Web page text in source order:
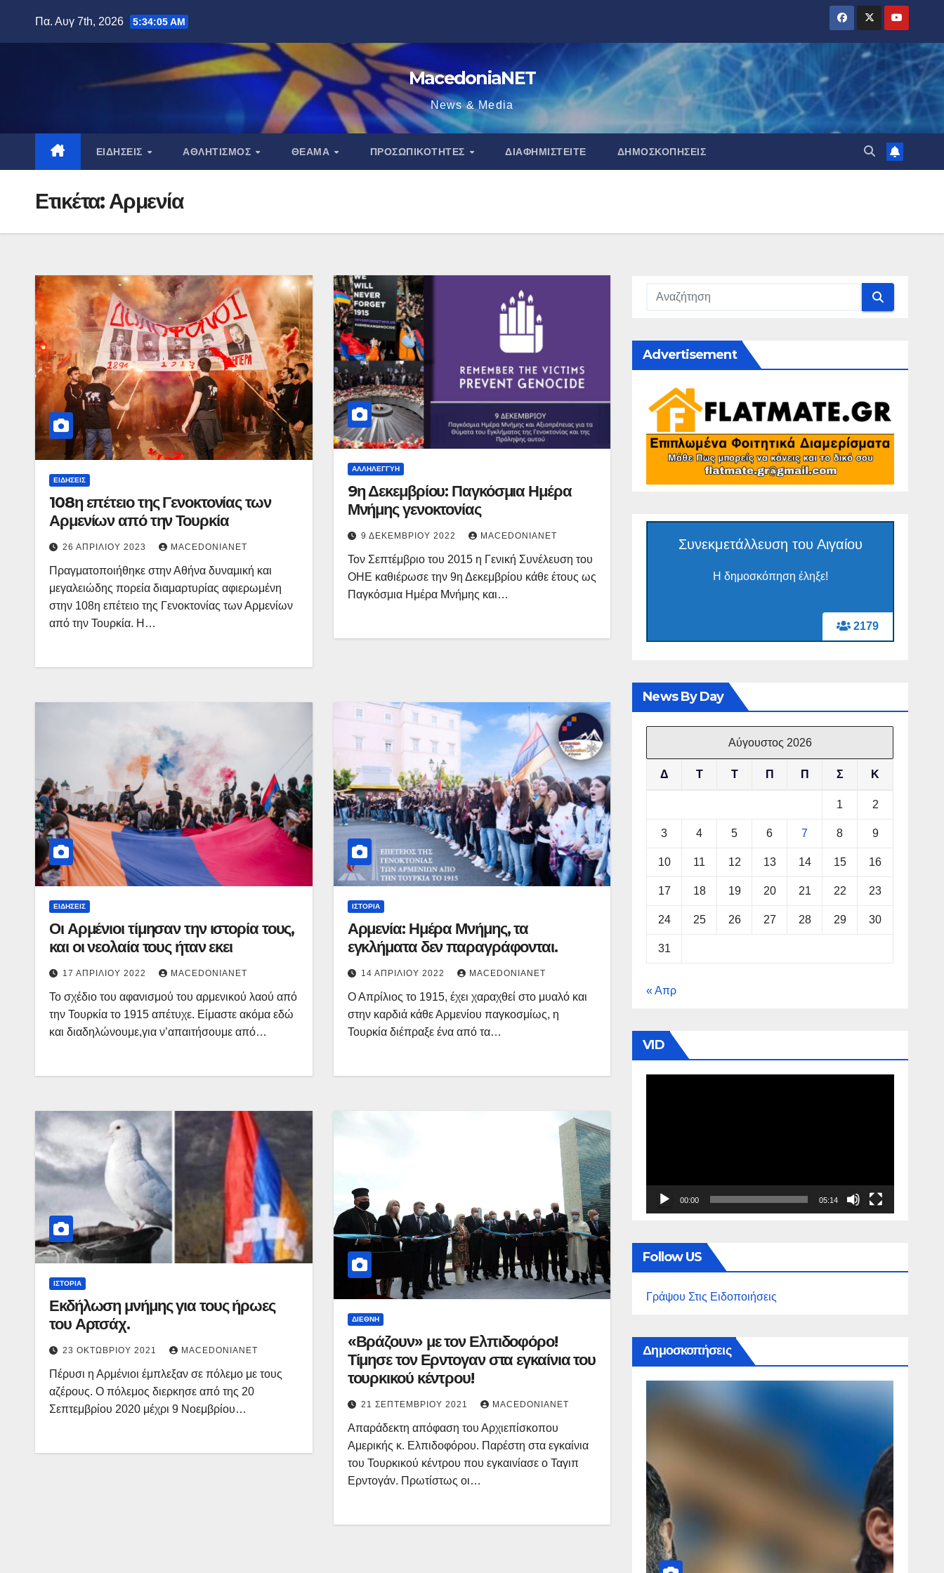
Πα. Αυγ 7th, 2026 5:34:06 AM
MacedoniaNET
News & Media
ΕΙΔΉΣΕΙΣ ΑΘΛΗΤΙΣΜΌΣ ΘΈΑΜΑ ΠΡΟΣΩΠΙΚΌΤΗΤΕΣ ΔΙΑΦΗΜΙΣΤΕΊΤΕ ΔΗΜΟΣΚΟΠΉΣΕΙΣ
Ετικέτα:Αρμενία
ΕΙΔΉΣΕΙΣ
108η επέτειο της Γενοκτονίας των
Αρμενίων από την Τουρκία
26 ΑΠΡΙΛΊΟΥ 2023 MACEDONIANET
Πραγματοποιήθηκε στην Αθήνα δυναμική και
μεγαλειώδης πορεία διαμαρτυρίας αφιερωμένη
στην 108η επέτειο της Γενοκτονίας των Αρμενίων
από την Τουρκία. Η…
ΑΛΛΗΛΕΓΓΎΗ
9η Δεκεμβρίου: Παγκόσμια Ημέρα
Μνήμης γενοκτονίας
9 ΔΕΚΕΜΒΡΊΟΥ 2022 MACEDONIANET
Τον Σεπτέμβριο του 2015 η Γενική Συνέλευση του
ΟΗΕ καθιέρωσε την 9η Δεκεμβρίου κάθε έτους ως
Παγκόσμια Ημέρα Μνήμης και…
ΕΙΔΉΣΕΙΣ
Οι Αρμένιοι τίμησαν την ιστορία τους,
και οι νεολαία τους ήταν εκει
17 ΑΠΡΙΛΊΟΥ 2022 MACEDONIANET
Το σχέδιο του αφανισμού του αρμενικού λαού από
την Τουρκία το 1915 απέτυχε. Είμαστε ακόμα εδώ
και διαδηλώνουμε,για ν’απαιτήσουμε από…
ΙΣΤΟΡΊΑ
Αρμενία: Ημέρα Μνήμης, τα
εγκλήματα δεν παραγράφονται.
14 ΑΠΡΙΛΊΟΥ 2022 MACEDONIANET
Ο Απρίλιος το 1915, έχει χαραχθεί στο μυαλό και
στην καρδιά κάθε Αρμενίου παγκοσμίως, η
Τουρκία διέπραξε ένα από τα…
ΙΣΤΟΡΊΑ
Εκδήλωση μνήμης για τους ήρωες
του Αρτσάχ.
23 ΟΚΤΩΒΡΊΟΥ 2021 MACEDONIANET
Πέρυσι η Αρμένιοι έμπλεξαν σε πόλεμο με τους
αζέρους. Ο πόλεμος διερκησε από της 20
Σεπτεμβρίου 2020 μέχρι 9 Νοεμβρίου…
ΔΙΕΘΝΉ
«Βράζουν» με τον Ελπιδοφόρο!
Τίμησε τον Ερντογαν στα εγκαίνια του
τουρκικού κέντρου!
21 ΣΕΠΤΕΜΒΡΊΟΥ 2021 MACEDONIANET
Απαράδεκτη απόφαση του Αρχιεπίσκοπου
Αμερικής κ. Ελπιδοφόρου. Παρέστη στα εγκαίνια
του Τουρκικού κέντρου που εγκαινίασε ο Ταγιπ
Ερντογάν. Πρωτίστως οι…
Advertisement
2179
Συνεκμετάλλευση του Αιγαίου
Η δημοσκόπηση έληξε!
News By Day
Αύγουστος 2026
Δ Τ Τ Π Π Σ Κ
1 2
3 4 5 6 7 8 9
10 11 12 13 14 15 16
17 18 19 20 21 22 23
24 25 26 27 28 29 30
31
« Απρ
VID
00:00 05:14
Follow US
Γράψου Στις Ειδοποιήσεις
Δημοσκοπήσεις